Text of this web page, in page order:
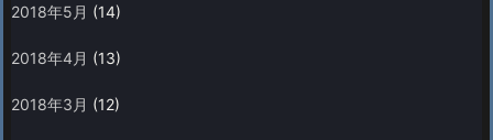
2018年5月 (14)
2018年4月 (13)
2018年3月 (12)